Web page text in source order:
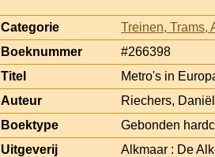
Categorie
Treinen, Trams,
Boeknummer
#266398
Titel
Metro's in
Auteur
Riechers, Daniël
Boektype
Gebonden
Uitgeverij
Alkmaar : De Alk